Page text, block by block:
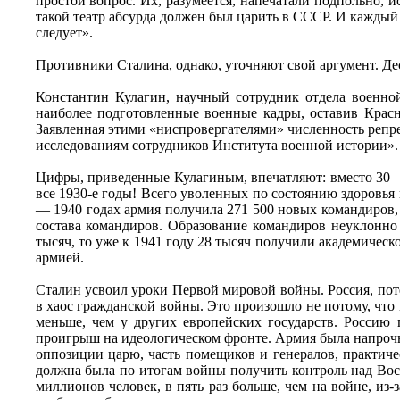
такой театр абсурда должен был царить в СССР. И
следует».
Противники Сталина, однако, уточняют свой аргумент.
Константин Кулагин, научный сотрудник отдела
наиболее подготовленные военные кадры, оставив
Заявленная этими «ниспровергателями» численность
исследованиям сотрудников Института военной истории».
Цифры, приведенные Кулагиным, впечатляют: вместо 30
все 1930-е годы! Всего уволенных по состоянию
— 1940 годах армия получила 271 500 новых
состава командиров. Образование командиров
тысяч, то уже к 1941 году 28 тысяч получили
армией.
Сталин усвоил уроки Первой мировой войны. Россия,
в хаос гражданской войны. Это произошло не потому,
меньше, чем у других европейских государств. Россию
проигрыш на идеологическом фронте. Армия была
оппозиции царю, часть помещиков и генералов,
должна была по итогам войны получить контроль над
миллионов человек, в пять раз больше, чем на войне,